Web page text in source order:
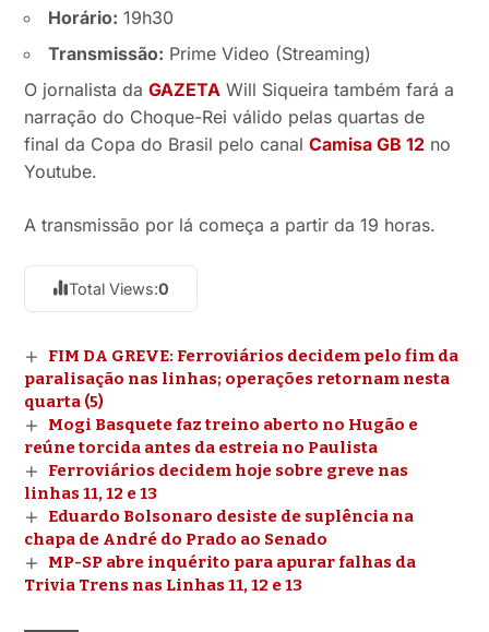
Horário: 19h30
Transmissão: Prime Video (Streaming)
O jornalista daGAZETA Will Siqueira também fará a
narração do Choque-Rei válido pelas quartas de
final da Copa do Brasil pelo canalCamisa GB 12 no
Youtube.
A transmissão por lá começa a partir da 19 horas.
Total Views:0
FIM DA GREVE: Ferroviários decidem pelo fim da
paralisação nas linhas; operações retornam nesta
quarta (5)
Mogi Basquete faz treino aberto no Hugão e
reúne torcida antes da estreia no Paulista
Ferroviários decidem hoje sobre greve nas
linhas 11, 12 e 13
Eduardo Bolsonaro desiste de suplência na
chapa de André do Prado ao Senado
MP-SP abre inquérito para apurar falhas da
Trivia Trens nas Linhas 11, 12 e 13